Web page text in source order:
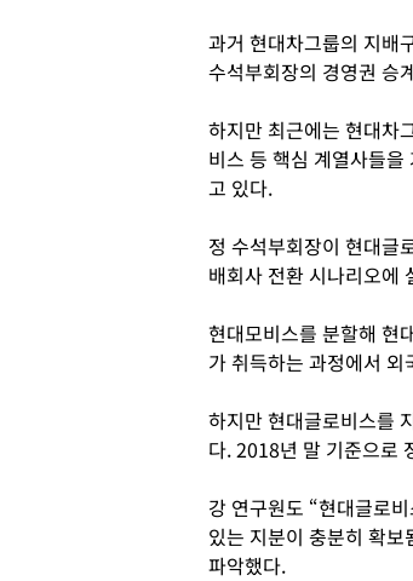
과거 현대차그룹의 지배
수석부회장의 경영권 승
하지만 최근에는 현대차
비스 등 핵심 계열사들
고 있다.
정 수석부회장이 현대글
배회사 전환 시나리오에
현대모비스를 분할해 현
가 취득하는 과정에서
하지만 현대글로비스를
다. 2018년 말 기준으로
강 연구원도 “현대글로
있는 지분이 충분히 확
파악했다.